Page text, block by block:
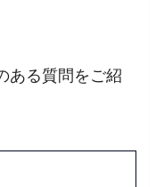
ある質問をご紹